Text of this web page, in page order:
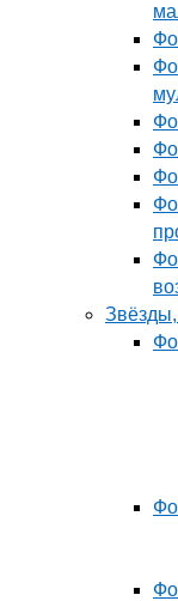
Звёзды,